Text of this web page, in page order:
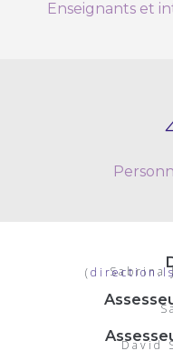
Enseignants et
Sabrina JUILLET-GARZON (
David